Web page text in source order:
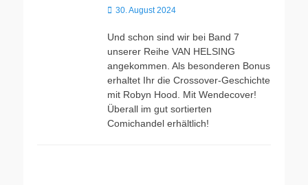
Veröffentlicht
30. August 2024
Und schon sind wir bei Band 7
unserer Reihe VAN HELSING
angekommen. Als besonderen Bonus
erhaltet Ihr die Crossover-Geschichte
mit Robyn Hood. Mit Wendecover!
Überall im gut sortierten
Comichandel erhältlich!